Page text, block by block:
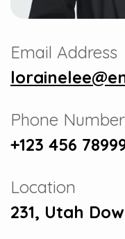
Email Address
Phone Number
+123 456
Location
231, Utah